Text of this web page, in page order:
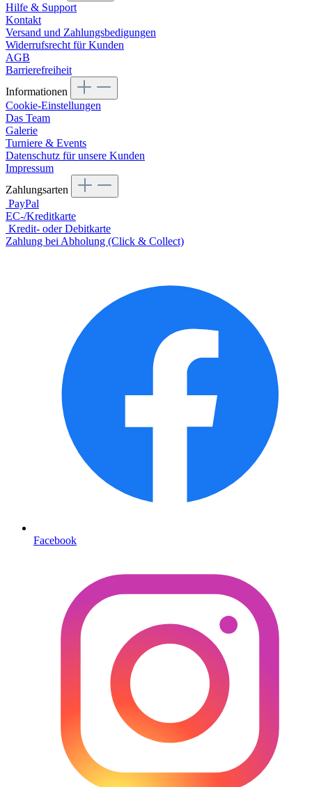
Hilfe & Support
Kontakt
Versand und Zahlungsbedigungen
Widerrufsrecht für Kunden
AGB
Barrierefreiheit
Informationen
Cookie-Einstellungen
Das Team
Galerie
Turniere & Events
Datenschutz für unsere Kunden
Impressum
Zahlungsarten
PayPal
EC-/Kreditkarte
Kredit- oder Debitkarte
Zahlung bei Abholung (Click & Collect)
Facebook